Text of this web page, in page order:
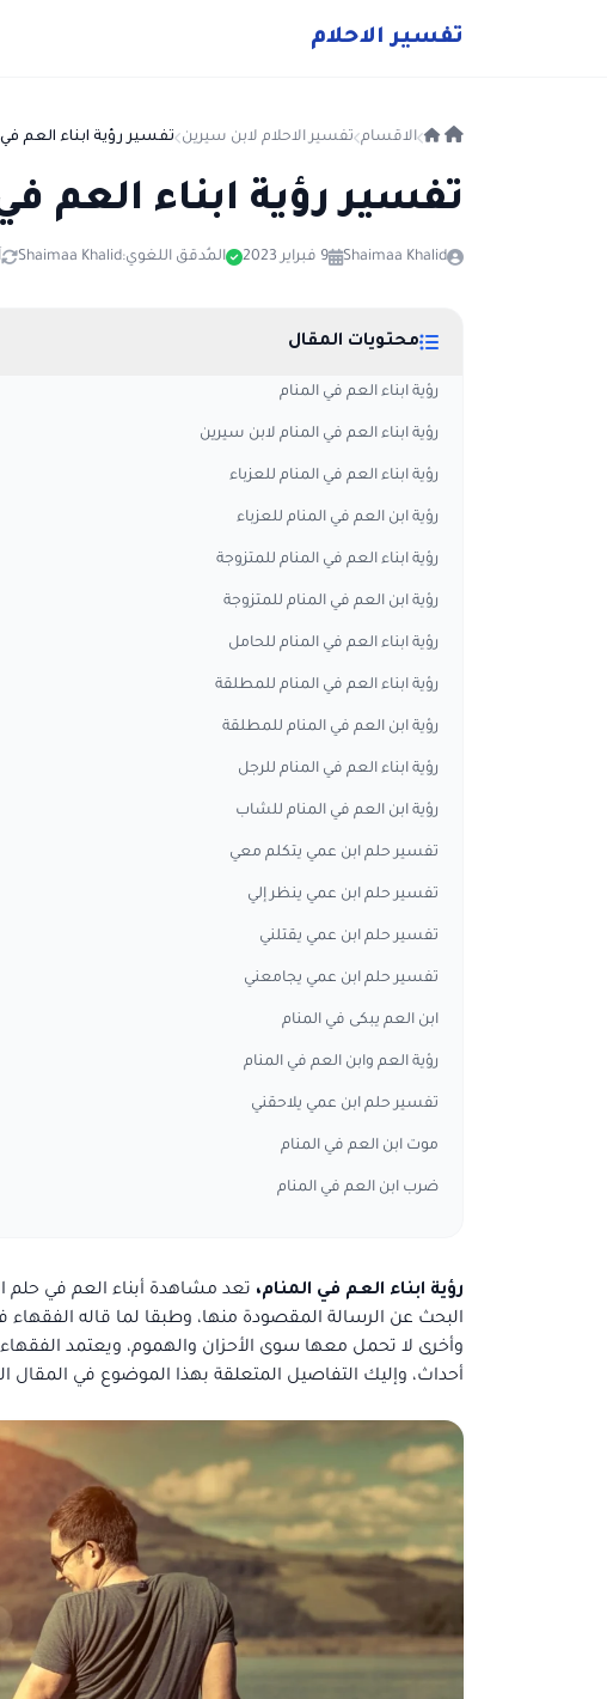
تفسير الاحلام
الاقسام تفسير الاحلام لابن سيرين تفسير رؤية ابناء العم
تفسير رؤية ابناء العم
Shaimaa Khalid 9 فبراير 2023 المُدقق اللغوي:Shaimaa Khalid
محتويات المقال
رؤية ابناء العم في المنام
رؤية ابناء العم في المنام لابن سيرين
رؤية ابناء العم في المنام للعزباء
رؤية ابن العم في المنام للعزباء
رؤية ابناء العم في المنام للمتزوجة
رؤية ابن العم في المنام للمتزوجة
رؤية ابناء العم في المنام للحامل
رؤية ابناء العم في المنام للمطلقة
رؤية ابن العم في المنام للمطلقة
رؤية ابناء العم في المنام للرجل
رؤية ابن العم في المنام للشاب
تفسير حلم ابن عمي يتكلم معي
تفسير حلم ابن عمي ينظر إلي
تفسير حلم ابن عمي يقتلني
تفسير حلم ابن عمي يجامعني
ابن العم يبكى في المنام
رؤية العم وابن العم في المنام
تفسير حلم ابن عمي يلاحقني
موت ابن العم في المنام
ضرب ابن العم في المنام
رؤية ابناء العم في المنام، تعد مشاهدة أبناء العم في حلم
البحث عن الرسالة المقصودة منها، وطبقا لما قاله
وأخرى لا تحمل معها سوى الأحزان والهموم، ويعتمد
أحداث، وإليك التفاصيل المتعلقة بهذا الموضوع في المقال